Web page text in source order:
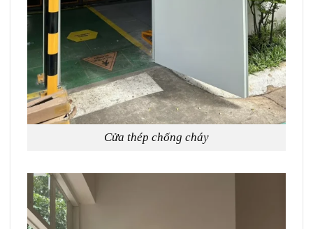
Cửa thép chống cháy